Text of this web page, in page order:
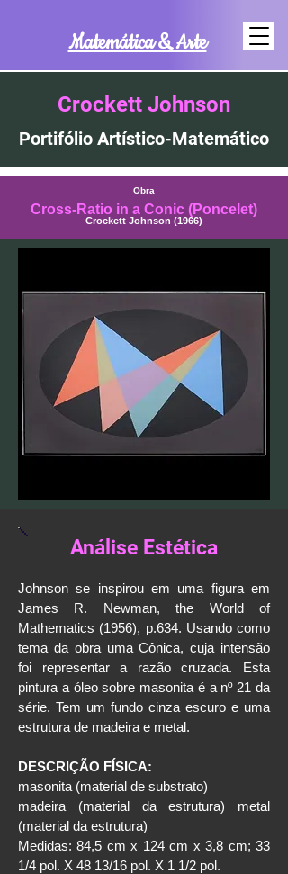
Matemática & Arte
Crockett Johnson
Portifólio Artístico-Matemático
Obra
Cross-Ratio in a Conic (Poncelet)
Crockett Johnson (1966)
Análise Estética
Johnson se inspirou em uma figura em
James R. Newman, the World of
Mathematics (1956), p.634. Usando como
tema da obra uma Cônica, cuja intensão
foi representar a razão cruzada. Esta
pintura a óleo sobre masonita é a nº 21 da
série. Tem um fundo cinza escuro e uma
estrutura de madeira e metal.
DESCRIÇÃO FÍSICA:
masonita (material de substrato)
madeira (material da estrutura) metal
(material da estrutura)
Medidas: 84,5 cm x 124 cm x 3,8 cm; 33
1/4 pol. X 48 13/16 pol. X 1 1/2 pol.